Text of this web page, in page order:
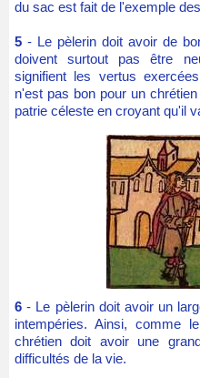
du sac est fait de l'exemple
5 - Le pèlerin doit avoir de
doivent surtout pas être
signifient les vertus
n'est pas bon pour un
patrie céleste en croyant qu'il
6- Le pèlerin doit avoir un
intempéries. Ainsi, comme
chrétien doit avoir une
difficultés de la vie.